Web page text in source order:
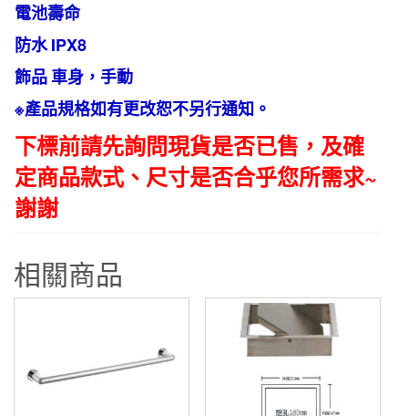
電池壽命
防水IPX8
飾品車身，手動
※產品規格如有更改恕不另行通知。
下標前請先詢問現貨是否已售，及確
定商品款式、尺寸是否合乎您所需求~
謝謝
相關商品